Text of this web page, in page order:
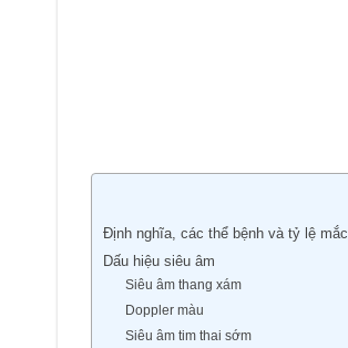
Định nghĩa, các thể bệnh và tỷ lệ mắc
Dấu hiệu siêu âm
Siêu âm thang xám
Doppler màu
Siêu âm tim thai sớm